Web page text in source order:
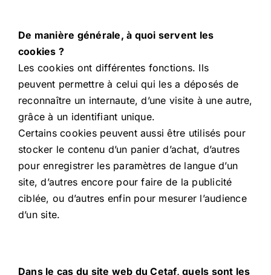
De manière générale, à quoi servent les
cookies ?
Les cookies ont différentes fonctions. Ils
peuvent permettre à celui qui les a déposés de
reconnaître un internaute, d’une visite à une autre,
grâce à un identifiant unique.
Certains cookies peuvent aussi être utilisés pour
stocker le contenu d’un panier d’achat, d’autres
pour enregistrer les paramètres de langue d’un
site, d’autres encore pour faire de la publicité
ciblée, ou d’autres enfin pour mesurer l’audience
d’un site.
Dans le cas du site web du Cetaf, quels sont les